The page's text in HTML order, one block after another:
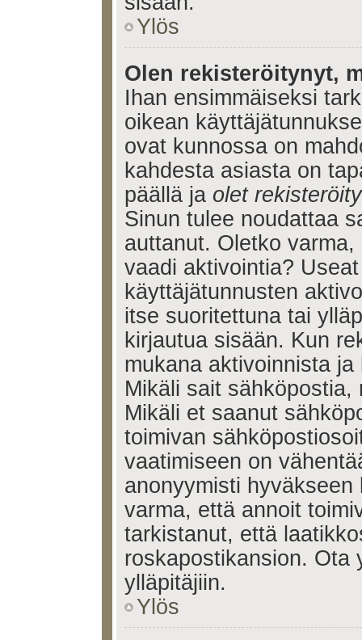
Ylös
Olen rekisteröitynyt,
Ihan ensimmäiseksi
oikean
ovat kunnossa on
kahdesta asiasta on
päällä ja olet
Sinun tulee noudattaa
auttanut. Oletko
vaadi aktivointia?
käyttäjätunnusten
itse suoritettuna tai
kirjautua sisään. Kun
mukana aktivoinnista
Mikäli sait
Mikäli et saanut
toimivan
vaatimiseen on
anonyymisti
varma, että annoit
tarkistanut, että
roskapostikansion. Ota
ylläpitäjiin.
Ylös